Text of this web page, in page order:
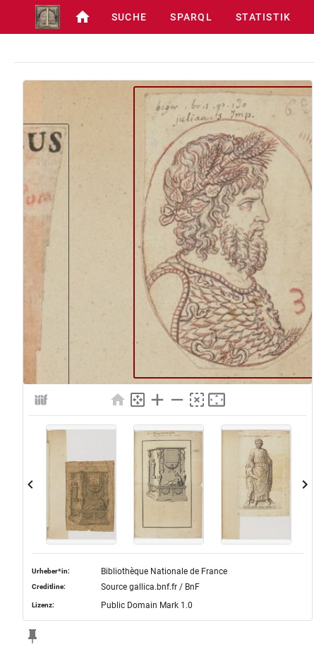
SUCHE SPARQL STATISTIK
Urheber*in: Bibliothèque Nationale de France
Creditline: Source gallica.bnf.fr / BnF
Lizenz: Public Domain Mark 1.0